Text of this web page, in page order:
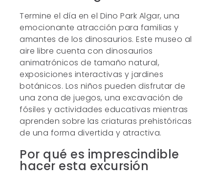
Termine el día en el Dino Park Algar, una
emocionante atracción para familias y
amantes de los dinosaurios. Este museo al
aire libre cuenta con dinosaurios
animatrónicos de tamaño natural,
exposiciones interactivas y jardines
botánicos. Los niños pueden disfrutar de
una zona de juegos, una excavación de
fósiles y actividades educativas mientras
aprenden sobre las criaturas prehistóricas
de una forma divertida y atractiva.
Por qué es imprescindible
hacer esta excursión